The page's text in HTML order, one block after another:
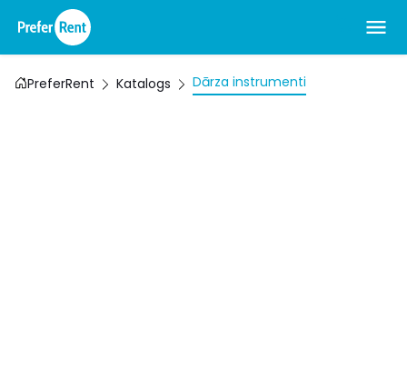
PreferRent Katalogs Dārza instrumenti